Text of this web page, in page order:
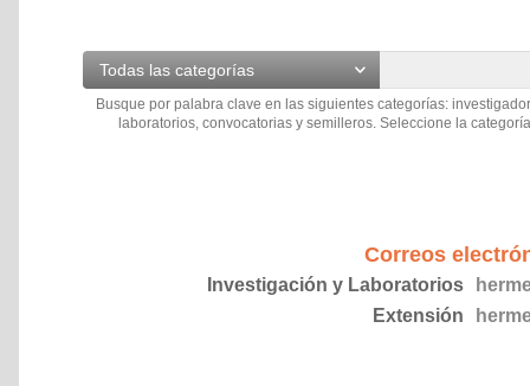
Todas las categorías
Busque por palabra clave en las siguientes categorías:
laboratorios, convocatorias y semilleros. Seleccione la
Correos
Investigación y Laboratorios
Extensión